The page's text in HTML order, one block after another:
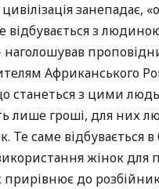
занепадає,
відбувається з
Африканського
станеться з цими
лише гроші, для них
саме відбувається в
жінок для
до